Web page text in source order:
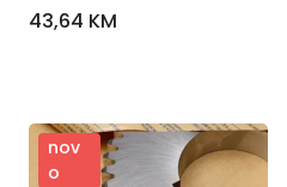
43,64 KM
nov
o